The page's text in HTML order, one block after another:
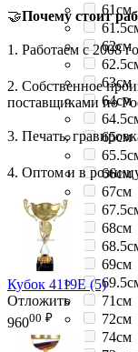
61см
62см
63см
64см
65см
66см
67см
68см
69см
71см
72см
74см
🤝Почему стоит
1. Работаем с 2008
2. Собственное
поставщиками по
3. Печать,
4. Оптом и в
Кубок 4119E (5)
Отложить
96000 ₽